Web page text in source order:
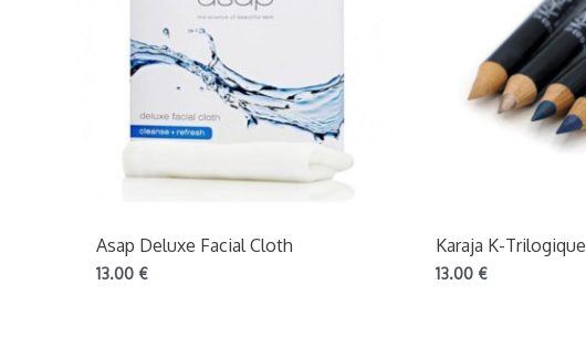
Asap Deluxe Facial Cloth
13.00 €
Karaja K-Trilogique
13.00 €